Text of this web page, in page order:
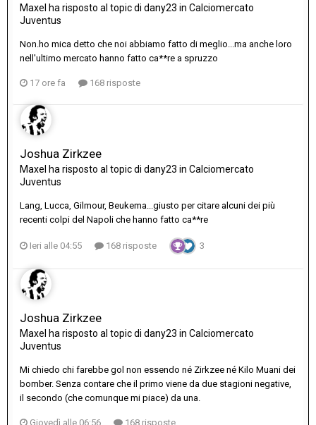
Maxel ha risposto al topic di dany23 in Calciomercato
Juventus
Non.ho mica detto che noi abbiamo fatto di meglio...ma anche loro
nell'ultimo mercato hanno fatto ca**re a spruzzo
17 ore fa 168 risposte
Joshua Zirkzee
Maxel ha risposto al topic di dany23 in Calciomercato
Juventus
Lang, Lucca, Gilmour, Beukema...giusto per citare alcuni dei più
recenti colpi del Napoli che hanno fatto ca**re
Ieri alle 04:55 168 risposte 3
Joshua Zirkzee
Maxel ha risposto al topic di dany23 in Calciomercato
Juventus
Mi chiedo chi farebbe gol non essendo né Zirkzee né Kilo Muani dei
bomber. Senza contare che il primo viene da due stagioni negative,
il secondo (che comunque mi piace) da una.
Giovedì alle 06:56 168 risposte